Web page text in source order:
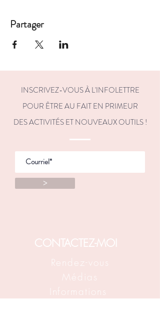
Partager
INSCRIVEZ-VOUS À L'INFOLETTRE
POUR ÊTRE AU FAIT EN PRIMEUR
DES ACTIVITÉS ET NOUVEAUX OUTILS !
>
CONTACTEZ-MOI
Rendez-vous
Médias
Informations